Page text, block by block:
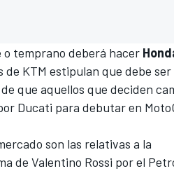
temprano deberá hacer
KTM estipulan que debe ser
que aquellos que deciden
Ducati para debutar en
son las relativas a la
de Valentino Rossi por el